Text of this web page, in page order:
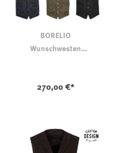
BORELIO
Wunschwesten
270,00 €*